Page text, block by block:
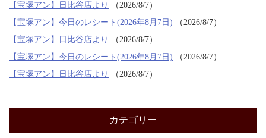
【宝塚アン】日比谷店より
2026/8/7
【宝塚アン】今日のレシート(2026年8月7日)
2026/8/7
【宝塚アン】日比谷店より
2026/8/7
【宝塚アン】今日のレシート(2026年8月7日)
2026/8/7
【宝塚アン】日比谷店より
2026/8/7
カテゴリー